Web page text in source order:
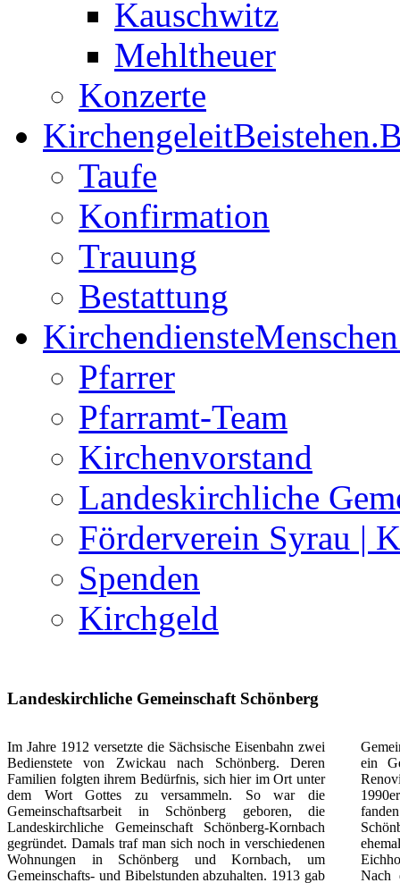
Kauschwitz
Mehltheuer
Konzerte
Kirchengeleit
Taufe
Konfirmation
Trauung
Bestattung
Kirchendienste
Pfarrer
Pfarramt-Team
Kirchenvorstand
Landeskirchliche
Förderverein Syrau |
Spenden
Kirchgeld
Landeskirchliche Gemeinschaft Schönberg
Im Jahre 1912 versetzte die Sächsische Eisenbahn zwei
Bedienstete von Zwickau nach Schönberg. Deren
Familien folgten ihrem Bedürfnis, sich hier im Ort unter
dem Wort Gottes zu versammeln. So war die
Gemeinschaftsarbeit in Schönberg geboren, die
Landeskirchliche Gemeinschaft Schönberg-Kornbach
gegründet. Damals traf man sich noch in verschiedenen
Wohnungen in Schönberg und Kornbach, um
Gemeinschafts- und Bibelstunden abzuhalten. 1913 gab
ein
Nach